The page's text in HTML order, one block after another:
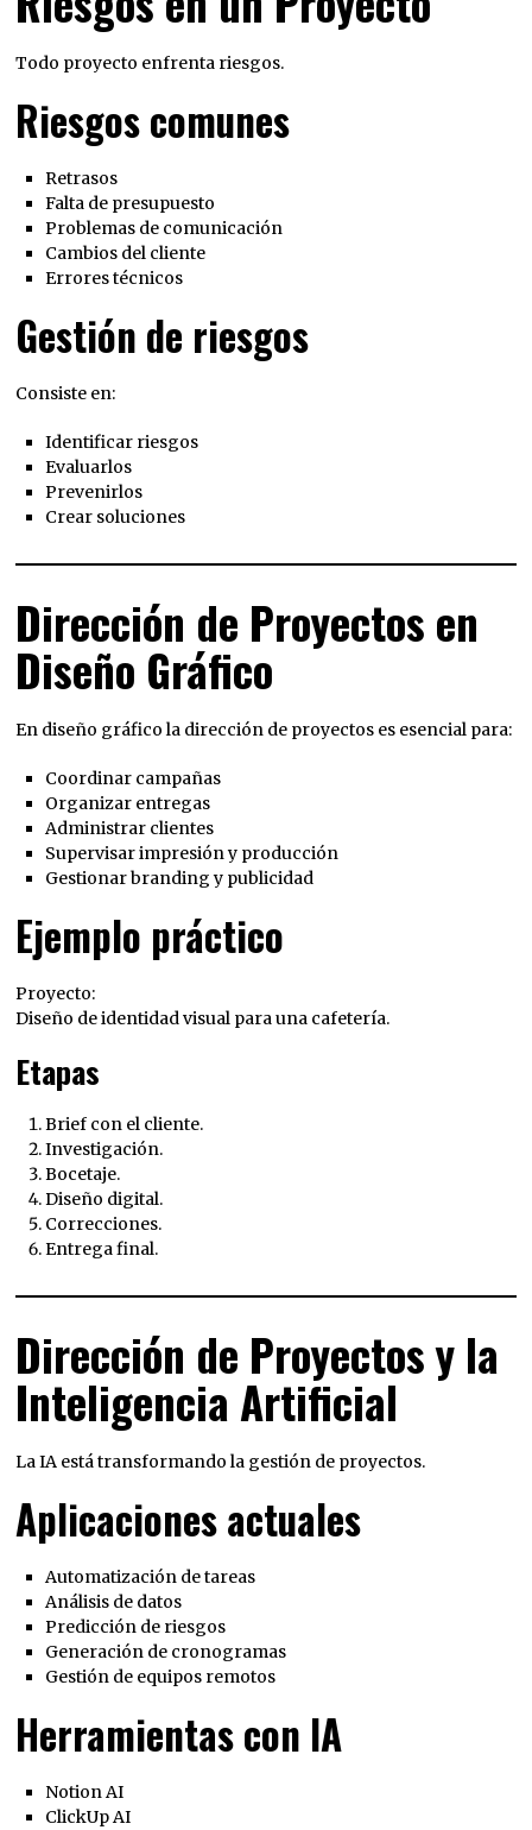
Todo proyecto enfrenta riesgos.
Riesgos comunes
Retrasos
Falta de presupuesto
Problemas de comunicación
Cambios del cliente
Errores técnicos
Gestión de riesgos
Consiste en:
Identificar riesgos
Evaluarlos
Prevenirlos
Crear soluciones
Dirección de Proyectos en
Diseño Gráfico
En diseño gráfico la dirección de proyectos es esencial para:
Coordinar campañas
Organizar entregas
Administrar clientes
Supervisar impresión y producción
Gestionar branding y publicidad
Ejemplo práctico
Proyecto:
Diseño de identidad visual para una cafetería.
Etapas
Brief con el cliente.
Investigación.
Bocetaje.
Diseño digital.
Correcciones.
Entrega final.
Dirección de Proyectos y la
Inteligencia Artificial
La IA está transformando la gestión de proyectos.
Aplicaciones actuales
Automatización de tareas
Análisis de datos
Predicción de riesgos
Generación de cronogramas
Gestión de equipos remotos
Herramientas con IA
Notion AI
ClickUp AI